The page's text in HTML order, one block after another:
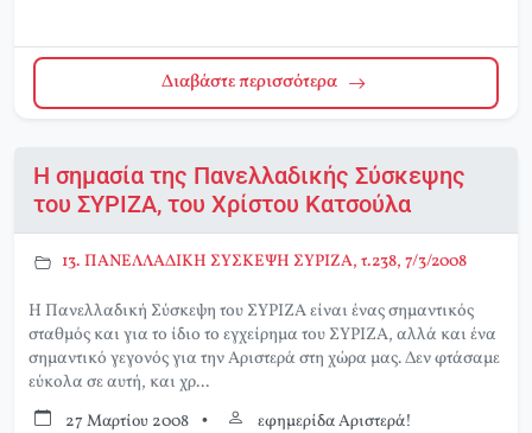
Διαβάστε περισσότερα
Η σημασία της Πανελλαδικής Σύσκεψης
του ΣΥΡΙΖΑ, του Χρίστου Κατσούλα
13. ΠΑΝΕΛΛΑΔΙΚΗ ΣΥΣΚΕΨΗ ΣΥΡΙΖΑ, τ.238, 7/3/2008
Η Πανελλαδική Σύσκεψη του ΣΥΡΙΖΑ είναι ένας σημαντικός
σταθμός και για το ίδιο το εγχείρημα του ΣΥΡΙΖΑ, αλλά και ένα
σημαντικό γεγονός για την Αριστερά στη χώρα μας. Δεν φτάσαμε
εύκολα σε αυτή, και χρ...
27 Μαρτίου 2008 • εφημερίδα Αριστερά!